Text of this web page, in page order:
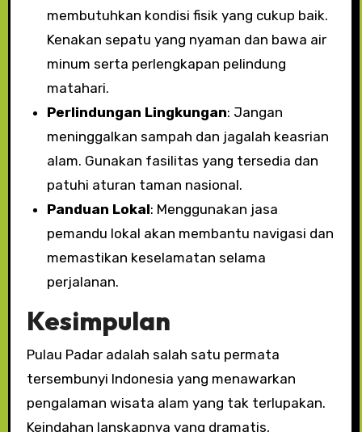
membutuhkan kondisi fisik yang cukup baik.
Kenakan sepatu yang nyaman dan bawa air
minum serta perlengkapan pelindung
matahari.
Perlindungan Lingkungan: Jangan
meninggalkan sampah dan jagalah keasrian
alam. Gunakan fasilitas yang tersedia dan
patuhi aturan taman nasional.
Panduan Lokal: Menggunakan jasa
pemandu lokal akan membantu navigasi dan
memastikan keselamatan selama
perjalanan.
Kesimpulan
Pulau Padar adalah salah satu permata
tersembunyi Indonesia yang menawarkan
pengalaman wisata alam yang tak terlupakan.
Keindahan lanskapnya yang dramatis,